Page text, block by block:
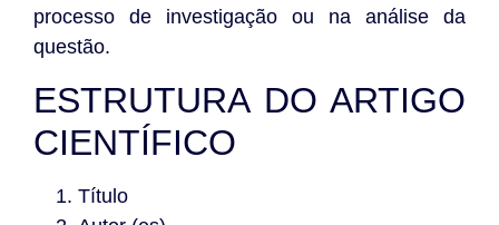
processo de investigação ou na análise da
questão.
ESTRUTURA DO ARTIGO
CIENTÍFICO
Título